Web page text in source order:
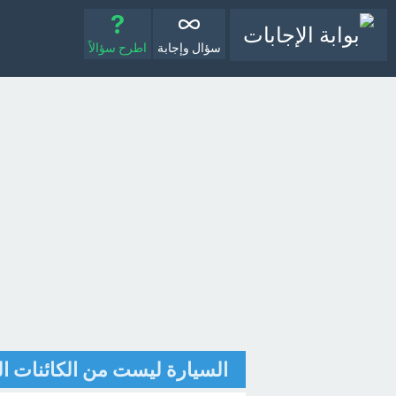
سؤال وإجابة اطرح سؤالاً
السيارة ليست من